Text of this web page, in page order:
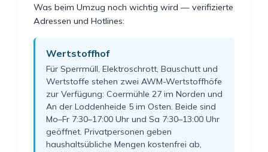
Was beim Umzug noch wichtig wird — verifizierte
Adressen und Hotlines:
Wertstoffhof
Für Sperrmüll, Elektroschrott, Bauschutt und
Wertstoffe stehen zwei AWM-Wertstoffhöfe
zur Verfügung: Coermühle 27 im Norden und
An der Loddenheide 5 im Osten. Beide sind
Mo–Fr 7:30–17:00 Uhr und Sa 7:30–13:00 Uhr
geöffnet. Privatpersonen geben
haushaltsübliche Mengen kostenfrei ab,